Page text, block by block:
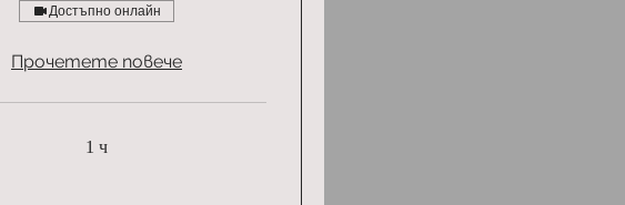
Достъпно онлайн
Прочетете повече
1 ч